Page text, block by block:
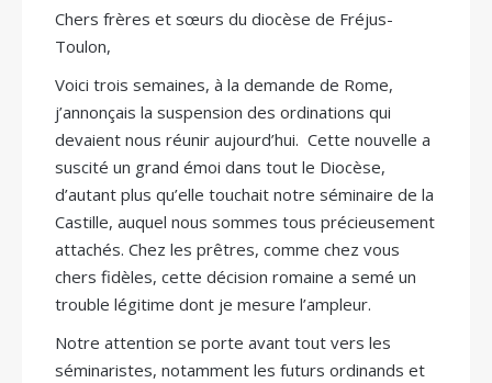
Chers frères et sœurs du diocèse de Fréjus-
Toulon,
Voici trois semaines, à la demande de Rome,
j’annonçais la suspension des ordinations qui
devaient nous réunir aujourd’hui. Cette nouvelle a
suscité un grand émoi dans tout le Diocèse,
d’autant plus qu’elle touchait notre séminaire de la
Castille, auquel nous sommes tous précieusement
attachés. Chez les prêtres, comme chez vous
chers fidèles, cette décision romaine a semé un
trouble légitime dont je mesure l’ampleur.
Notre attention se porte avant tout vers les
séminaristes, notamment les futurs ordinands et